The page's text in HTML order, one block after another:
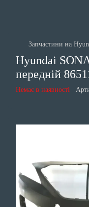
Запчастини на
Hyundai
передній
Немає в наявності